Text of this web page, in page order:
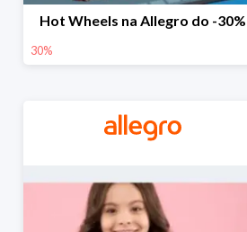
Hot Wheels na Allegro do -30%
30%